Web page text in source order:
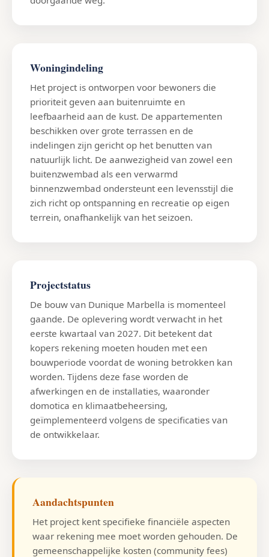
Woningindeling
Het project is ontworpen voor bewoners die
prioriteit geven aan buitenruimte en
leefbaarheid aan de kust. De appartementen
beschikken over grote terrassen en de
indelingen zijn gericht op het benutten van
natuurlijk licht. De aanwezigheid van zowel een
buitenzwembad als een verwarmd
binnenzwembad ondersteunt een levensstijl die
zich richt op ontspanning en recreatie op eigen
terrein, onafhankelijk van het seizoen.
Projectstatus
De bouw van Dunique Marbella is momenteel
gaande. De oplevering wordt verwacht in het
eerste kwartaal van 2027. Dit betekent dat
kopers rekening moeten houden met een
bouwperiode voordat de woning betrokken kan
worden. Tijdens deze fase worden de
afwerkingen en de installaties, waaronder
domotica en klimaatbeheersing,
geïmplementeerd volgens de specificaties van
de ontwikkelaar.
Aandachtspunten
Het project kent specifieke financiële aspecten
waar rekening mee moet worden gehouden. De
gemeenschappelijke kosten (community fees)